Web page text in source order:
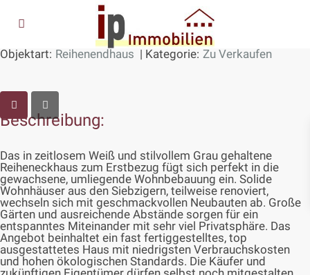
Objektart: Reihenendhaus | Kategorie: Zu Verkaufen
Beschreibung:
Das in zeitlosem Weiß und stilvollem Grau gehaltene
Reiheneckhaus zum Erstbezug fügt sich perfekt in die
gewachsene, umliegende Wohnbebauung ein. Solide
Wohnhäuser aus den Siebzigern, teilweise renoviert,
wechseln sich mit geschmackvollen Neubauten ab. Große
Gärten und ausreichende Abstände sorgen für ein
entspanntes Miteinander mit sehr viel Privatsphäre. Das
Angebot beinhaltet ein fast fertiggestelltes, top
ausgestattetes Haus mit niedrigsten Verbrauchskosten
und hohen ökologischen Standards. Die Käufer und